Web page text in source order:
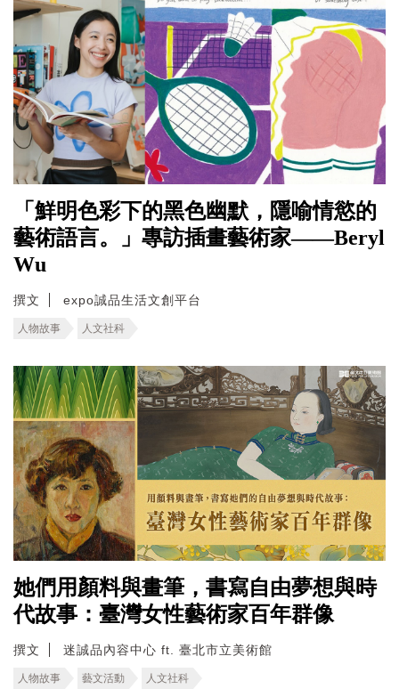
「鮮明色彩下的黑色幽默，隱喻情慾的
藝術語言。」專訪插畫藝術家——Beryl
Wu
撰文 expo誠品生活文創平台
人物故事 人文社科
她們用顏料與畫筆，書寫自由夢想與時
代故事：臺灣女性藝術家百年群像
撰文 迷誠品內容中心 ft. 臺北市立美術館
人物故事 藝文活動 人文社科